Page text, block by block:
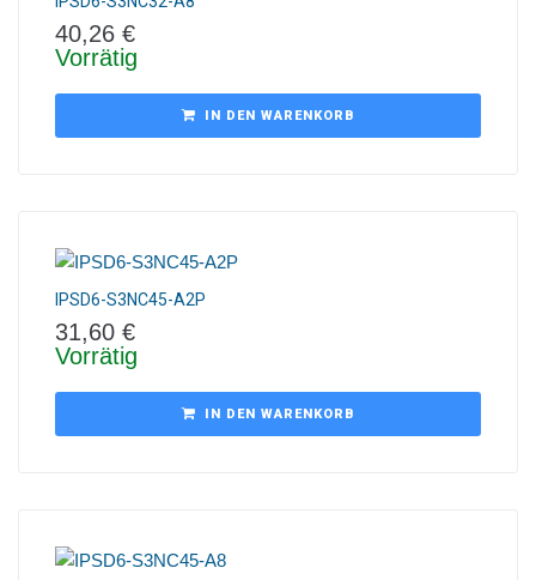
40,26 €
Vorrätig
IN DEN WARENKORB
IPSD6-S3NC45-A2P
31,60 €
Vorrätig
IN DEN WARENKORB